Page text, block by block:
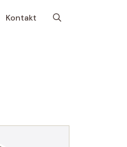
Kontakt